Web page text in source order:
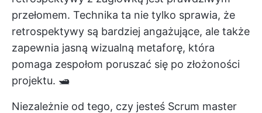
przełomem. Technika ta nie tylko sprawia, że
retrospektywy są bardziej angażujące, ale także
zapewnia jasną wizualną metaforę, która
pomaga zespołom poruszać się po złożoności
projektu. 🛥️
Niezależnie od tego, czy jesteś Scrum master